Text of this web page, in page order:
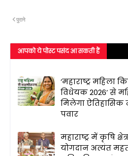
पुराने
आपको ये पोस्ट पसंद आ सकती हैं
‘महाराष्ट्र
विधेयक 2026’ से
मिलेगा ऐतिहासिक
पवार
महाराष्ट्र में कृषि
योगदान अत्यंत